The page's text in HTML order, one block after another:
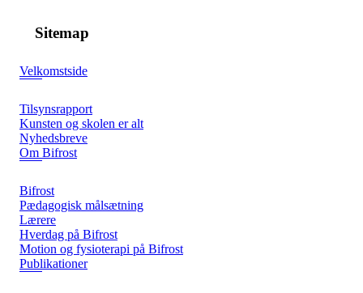
Sitemap
Velkomstside
Tilsynsrapport
Kunsten og skolen er alt
Nyhedsbreve
Om Bifrost
Bifrost
Pædagogisk målsætning
Lærere
Hverdag på Bifrost
Motion og fysioterapi på Bifrost
Publikationer